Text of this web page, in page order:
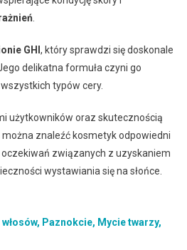
GHI , który sprawdzi się doskonale
Jego delikatna formuła czyni go
typów cery.
użytkowników oraz skutecznością
znaleźć kosmetyk odpowiedni
związanych z uzyskaniem
wystawiania się na słońce.
Paznokcie, Mycie twarzy,